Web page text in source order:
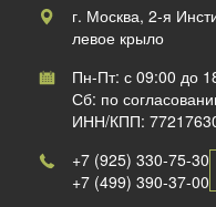
г. Москва, 2-я
левое крыло
Пн-Пт: с 09:00 до
Сб: по
ИНН/КПП:
+7 (925) 330-75-30
+7 (499) 390-37-00